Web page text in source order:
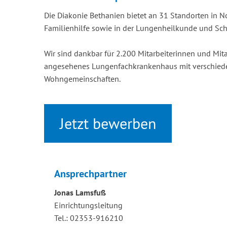
Die Diakonie Bethanien bietet an 31 Standorten in
Familienhilfe sowie in der Lungenheilkunde und
Wir sind dankbar für 2.200 Mitarbeiterinnen und
angesehenes Lungenfachkrankenhaus mit
Wohngemeinschaften.
Jetzt bewerben
Ansprechpartner
Jonas Lamsfuß
Einrichtungsleitung
Tel.: 02353-916210